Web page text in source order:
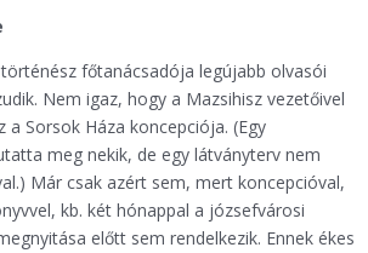
főtanácsadója legújabb olvasói
Nem igaz, hogy a Mazsihisz vezetőivel
Sorsok Háza koncepciója. (Egy
meg nekik, de egy látványterv nem
Már csak azért sem, mert koncepcióval,
kb. két hónappal a józsefvárosi
előtt sem rendelkezik. Ennek ékes